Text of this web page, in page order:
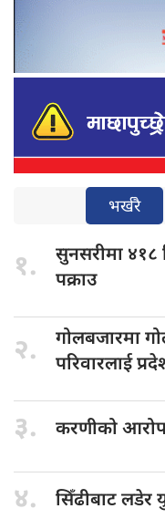
भर्खरै
१. सुनसरीमा ४१८
पक्राउ
२. गोलबजारमा
परिवारलाई
३. करणीको
४. सिँढीबाट लडेर